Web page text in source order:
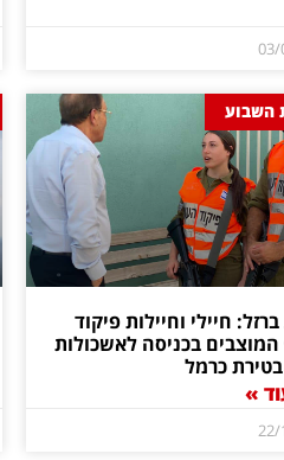
03/
השבוע
חיילי וחיילות פיקוד
בכניסה לאשכולות
כרמל
»
22/